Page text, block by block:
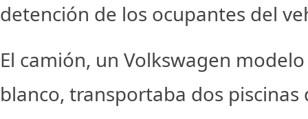
detención de los ocupantes del
El camión, un Volkswagen
blanco, transportaba dos piscinas